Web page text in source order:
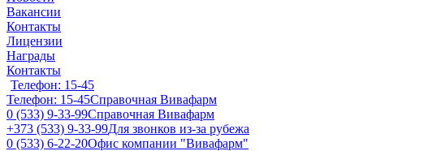
Вакансии
Контакты
Лицензии
Награды
Контакты
Телефон: 15-45
Телефон: 15-45Справочная Вивафарм
0 (533) 9-33-99Справочная Вивафарм
+373 (533) 9-33-99Для звонков из-за рубежа
0 (533) 6-22-20Офис компании "Вивафарм"